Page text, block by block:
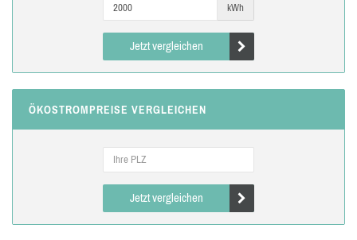
kWh
Jetzt vergleichen
ÖKOSTROMPREISE VERGLEICHEN
Jetzt vergleichen